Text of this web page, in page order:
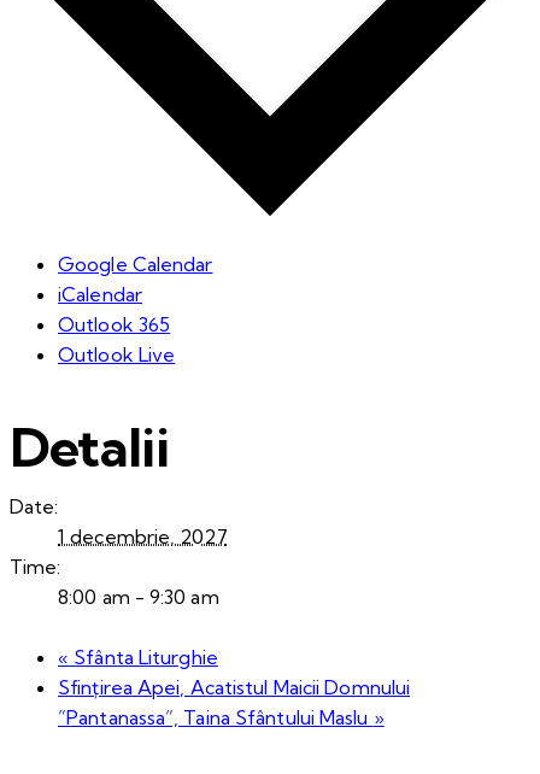
Google Calendar
iCalendar
Outlook 365
Outlook Live
Detalii
Date:
1 decembrie, 2027
Time:
8:00 am - 9:30 am
« Sfânta Liturghie
Sfințirea Apei, Acatistul Maicii Domnului
”Pantanassa”, Taina Sfântului Maslu »